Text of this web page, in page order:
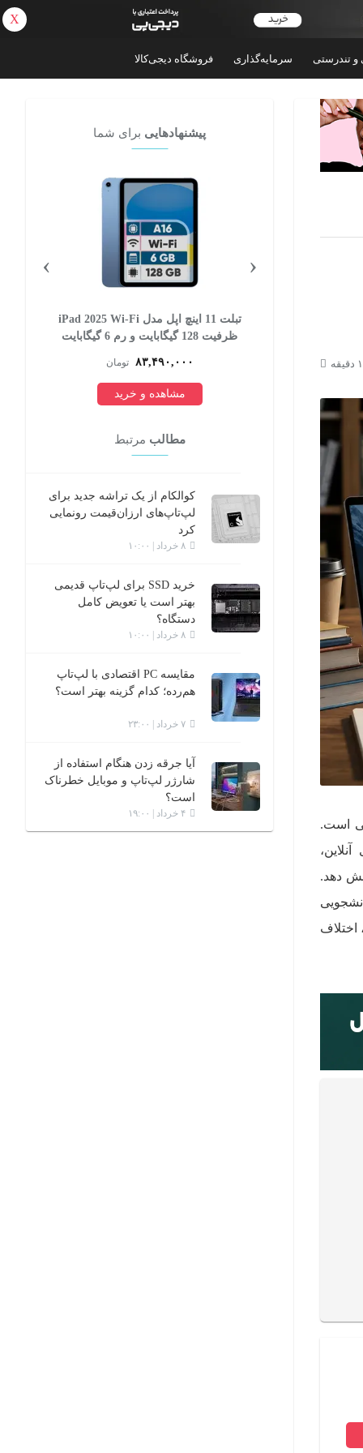
و تندرستی سرمایه‌گذاری فروشگاه دیجی‌کالا
است.
دهد.
و لپ تاپ دانشجویی
اختلاف
پیشنهادهایی برای شما
تبلت 11 اینچ اپل مدل iPad 2025 Wi-Fi
ظرفیت 128 گیگابایت و رم 6 گیگابایت
۸۳,۴۹۰,۰۰۰ تومان
مشاهده و خرید
‹
›
مطالب مرتبط
کوالکام از یک تراشه جدید برای
لپ‌تاپ‌های ارزان‌قیمت رونمایی
کرد
۸ خرداد | ۱۰:۰۰
خرید SSD برای لپ‌تاپ قدیمی
بهتر است یا تعویض کامل
دستگاه؟
۸ خرداد | ۱۰:۰۰
مقایسه PC اقتصادی با لپ‌تاپ
هم‌رده؛ کدام گزینه‌ بهتر است؟
۷ خرداد | ۲۳:۰۰
آیا جرقه زدن هنگام استفاده از
شارژر لپ‌تاپ و موبایل خطرناک
است؟
۴ خرداد | ۱۹:۰۰
X